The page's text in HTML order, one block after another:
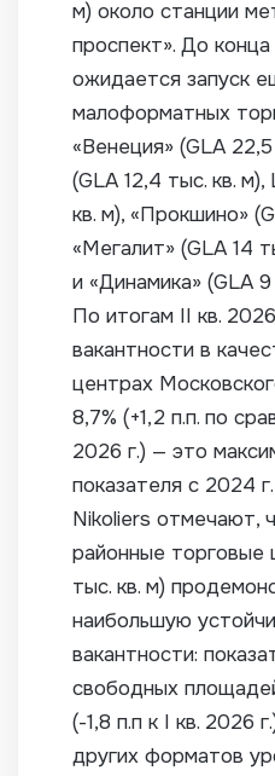
м) около станции
проспект». До
ожидается запуск
малоформатных
«Венеция» (GLA
(GLA 12,4 тыс. кв.
кв. м), «Прокшино»
«Мегалит» (GLA 14
и «Динамика» (GLA 9
По итогам II кв.
вакантности в
центрах
8,7% (+1,2 п.п. по
2026 г.) — это
показателя с 2024
Nikoliers отмечают,
районные торговые
тыс. кв. м)
наибольшую
вакантности:
свободных
(-1,8 п.п к I кв. 2026
других форматов